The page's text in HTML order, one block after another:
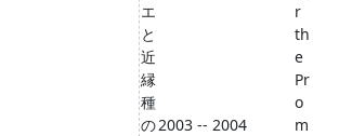
エ
と
近
縁
種
の2003 -- 2004
r
th
e
Pr
o
m